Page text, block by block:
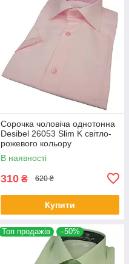
Сорочка чоловіча однотонна
Desibel 26053 Slim K світло-
рожевого кольору
В наявності
310 ₴ 620 ₴
Купити
Топ продажів –50%